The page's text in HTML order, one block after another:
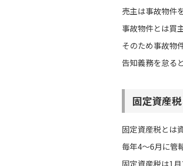
売主は事故物件
事故物件とは買
そのため事故物
告知義務を怠る
固定資産
固定資産税とは
毎年4～6月に管
固定資産税は1